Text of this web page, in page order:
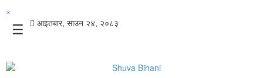
×
☰ आइतबार, साउन २४, २०८३